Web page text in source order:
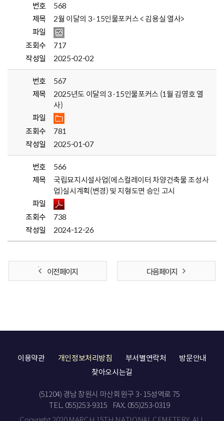
번호
568
제목
2월 이달의 3·15인물포커스 < 김용실 열사>
파일
조회수
717
작성일
2025-02-02
번호
567
제목
2025년도 이달의 3·15인물포커스 (1월 김영호 열
사)
파일
조회수
781
작성일
2025-01-07
번호
566
제목
국립묘지시설사업(에스컬레이터 차양건축물 조성사
업)실시계획(변경) 및 지형도면 승인 고시
파일
조회수
738
작성일
2024-12-26
이전 페이지 다음 페이지
이용약관 개인정보처리방침 부서별연락처
방문안내
찾아오시는길
(51204) 경남 창원시 마산회원구 3·15성역로 75
TEL. 055)253-9315
FAX. 055)253-0319